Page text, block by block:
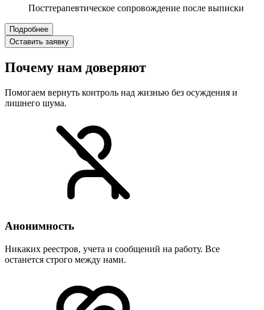
Посттерапевтическое сопровождение после выписки
Подробнее
Оставить заявку
Почему нам доверяют
Помогаем вернуть контроль над жизнью без осуждения и
лишнего шума.
Анонимность
Никаких реестров, учета и сообщений на работу. Все
останется строго между нами.